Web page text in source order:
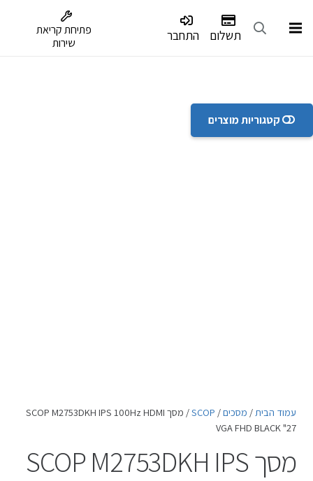
פתיחת קריאת
שירות
תשלום התחבר
קטגוריות מוצרים
עמוד הבית / מסכים/
SCOP
/ מסך SCOP M2753DKH IPS 100Hz HDMI
VGA FHD BLACK "27
מסך SCOP M2753DKH IPS